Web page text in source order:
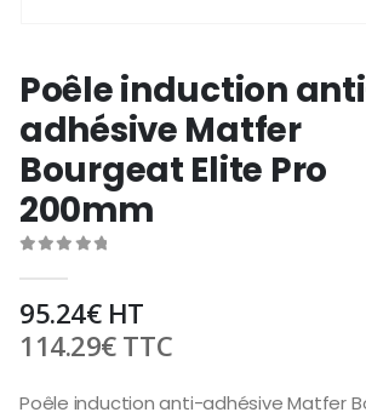
Poêle induction
adhésive Matfer
Bourgeat Elite Pro
200mm
95.24€HT
114.29€TTC
Poêle induction anti-adhésive Matfer